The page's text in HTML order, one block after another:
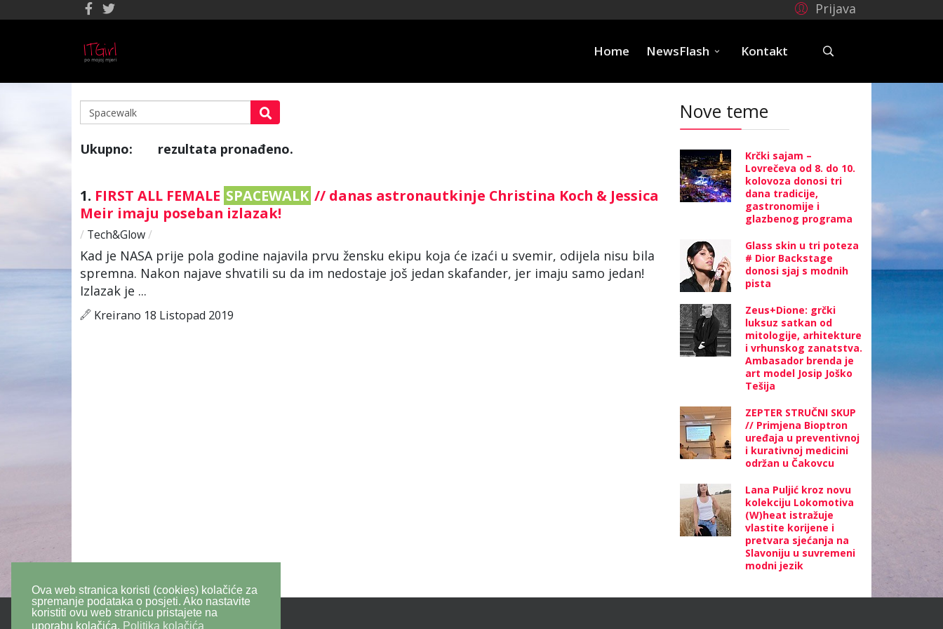
Ova web stranica koristi (cookies) kolačiće za
spremanje podataka o posjeti. Ako nastavite
koristiti ovu web stranicu pristajete na
uporabu kolačića. Politika kolačića
Prijava
Home NewsFlash Kontakt
Ukupno: rezultata pronađeno.
1. FIRST ALL FEMALE SPACEWALK // danas astronautkinje Christina Koch & Jessica
Meir imaju poseban izlazak!
/ Tech&Glow/
Kad je NASA prije pola godine najavila prvu žensku ekipu koja će izaći u svemir, odijela nisu bila
spremna. Nakon najave shvatili su da im nedostaje još jedan skafander, jer imaju samo jedan!
Izlazak je ...
Kreirano 18 Listopad 2019
Nove teme
Krčki sajam –
Lovrečeva od 8. do 10.
kolovoza donosi tri
dana tradicije,
gastronomije i
glazbenog programa
Glass skin u tri poteza
# Dior Backstage
donosi sjaj s modnih
pista
Zeus+Dione: grčki
luksuz satkan od
mitologije, arhitekture
i vrhunskog zanatstva.
Ambasador brenda je
art model Josip Joško
Tešija
ZEPTER STRUČNI SKUP
// Primjena Bioptron
uređaja u preventivnoj
i kurativnoj medicini
održan u Čakovcu
Lana Puljić kroz novu
kolekciju Lokomotiva
(W)heat istražuje
vlastite korijene i
pretvara sjećanja na
Slavoniju u suvremeni
modni jezik